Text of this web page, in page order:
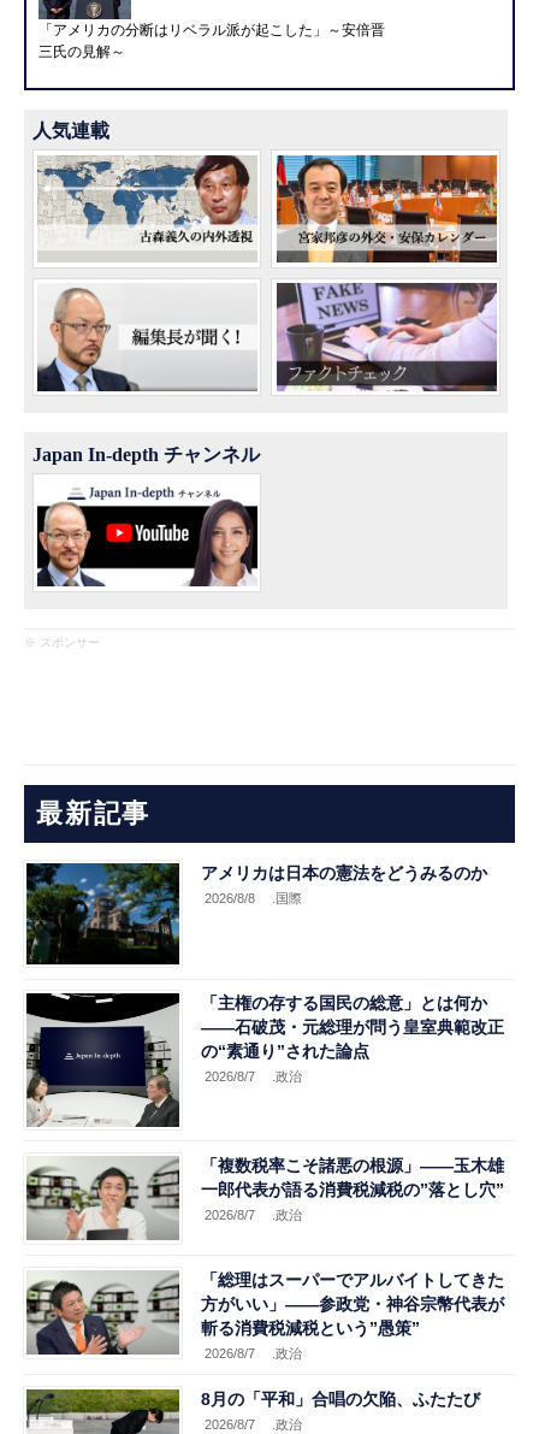
「アメリカの分断はリベラル派が起こした」～安倍晋
三氏の見解～
人気連載
Japan In-depth チャンネル
※ スポンサー
最新記事
アメリカは日本の憲法をどうみるのか
2026/8/8 .国際
「主権の存する国民の総意」とは何か
――石破茂・元総理が問う皇室典範改正
の“素通り”された論点
2026/8/7 .政治
「複数税率こそ諸悪の根源」――玉木雄
一郎代表が語る消費税減税の”落とし穴”
2026/8/7 .政治
「総理はスーパーでアルバイトしてきた
方がいい」――参政党・神谷宗幣代表が
斬る消費税減税という”愚策”
2026/8/7 .政治
8月の「平和」合唱の欠陥、ふたたび
2026/8/7 .政治